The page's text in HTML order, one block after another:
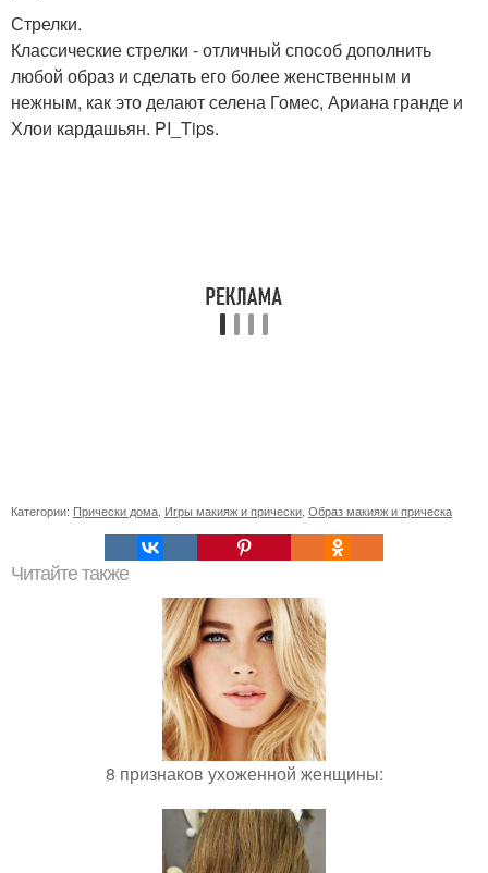
Стрелки.
Классические стрелки - отличный способ дополнить
любой образ и сделать его более женственным и
нежным, как это делают селена Гомеc, Ариана гранде и
Хлои кардашьян. PI_Tips.
Категории: Прически дома Игры макияж и прически Образ макияж и прическа
Читайте также
8 признаков ухоженной женщины: